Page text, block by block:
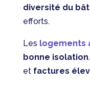
diversité du
efforts.
Les logements
bonne isolation
et factures